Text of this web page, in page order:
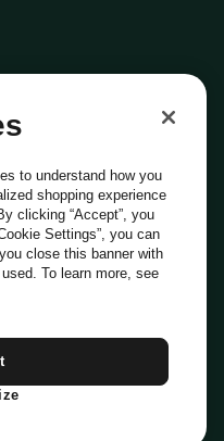
Cookie
Codice Etico
DPO: dpo@everli.com
to understand how you
shopping experience
clicking “Accept”, you
Settings”, you can
close this banner with
To learn more, see